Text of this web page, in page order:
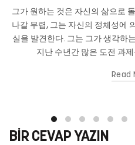
그가 원하는 것은 자신의 삶으로
나갈 무렵, 그는 자신의 정체성에
실을 발견한다. 그는 그가 생각하
지난 수년간 많은 도전 과
Read
BIR CEVAP YAZIN